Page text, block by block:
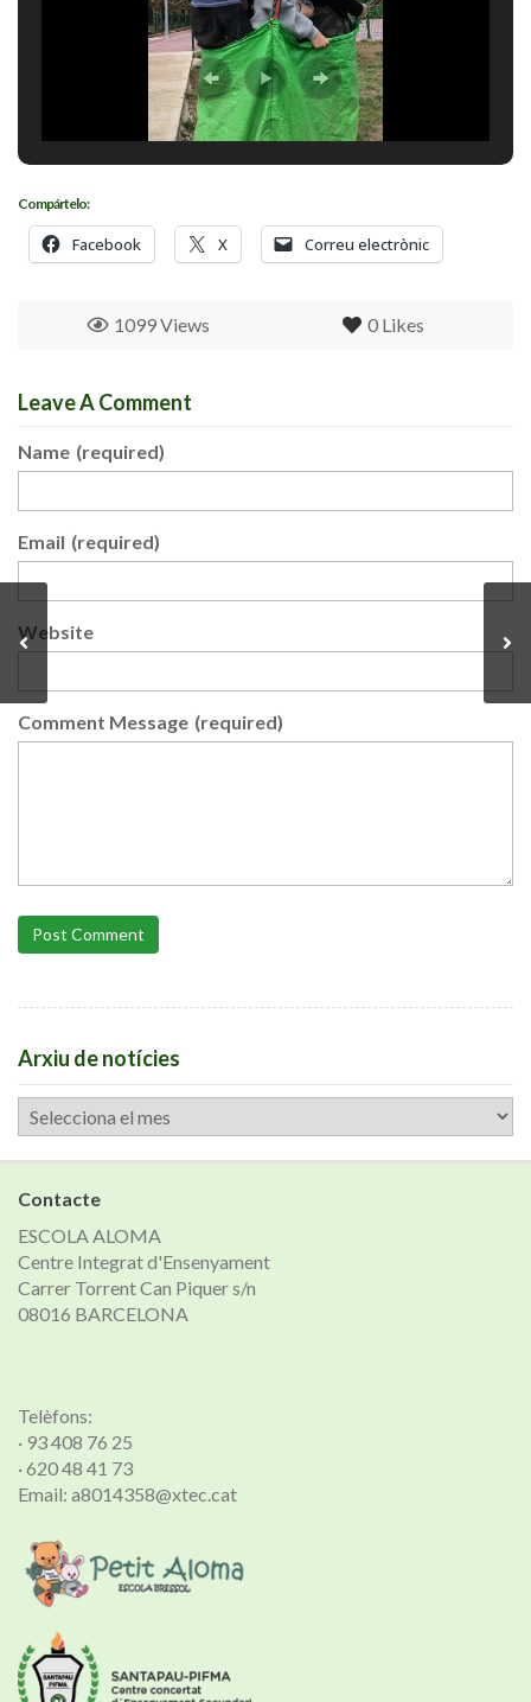
Compártelo:
Facebook X Correu electrònic
0 Likes
1099 Views
Leave A Comment
Name (required)
Email (required)
Website
Comment Message (required)
Post Comment
Arxiu de notícies
Arxiu
de
notícies
Contacte
ESCOLA ALOMA
Centre Integrat d'Ensenyament
Carrer Torrent Can Piquer s/n
08016 BARCELONA
Telèfons:
· 93 408 76 25
· 620 48 41 73
Email: a8014358@xtec.cat